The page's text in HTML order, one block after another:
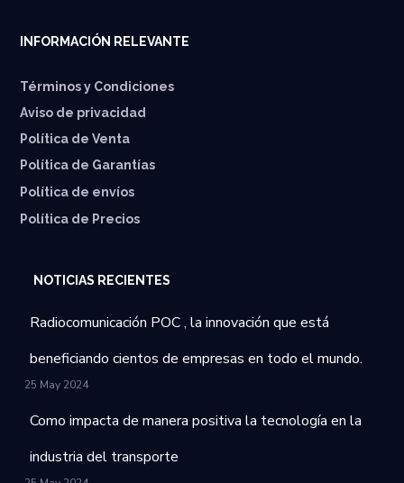
INFORMACIÓN RELEVANTE
Términos y Condiciones
Aviso de privacidad
Política de Venta
Política de Garantías
⁠Política de envíos
Política de Precios
NOTICIAS RECIENTES
Radiocomunicación POC , la innovación que está
beneficiando cientos de empresas en todo el mundo.
25 May 2024
Como impacta de manera positiva la tecnología en la
industria del transporte